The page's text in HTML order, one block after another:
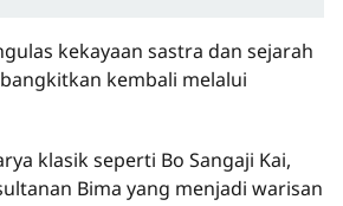
kekayaan sastra dan sejarah
kembali melalui
klasik seperti Bo Sangaji Kai,
Bima yang menjadi warisan